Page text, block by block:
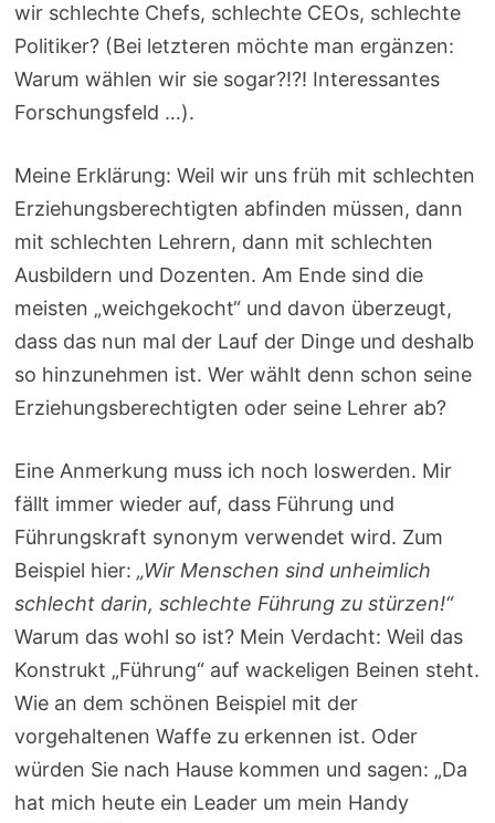
wir schlechte Chefs, schlechte CEOs, schlechte
Politiker? (Bei letzteren möchte man ergänzen:
Warum wählen wir sie sogar?!?! Interessantes
Forschungsfeld …).
Meine Erklärung: Weil wir uns früh mit schlechten
Erziehungsberechtigten abfinden müssen, dann
mit schlechten Lehrern, dann mit schlechten
Ausbildern und Dozenten. Am Ende sind die
meisten „weichgekocht“ und davon überzeugt,
dass das nun mal der Lauf der Dinge und deshalb
so hinzunehmen ist. Wer wählt denn schon seine
Erziehungsberechtigten oder seine Lehrer ab?
Eine Anmerkung muss ich noch loswerden. Mir
fällt immer wieder auf, dass Führung und
Führungskraft synonym verwendet wird. Zum
Beispiel hier:„Wir Menschen sind unheimlich
schlecht darin, schlechte Führung zu stürzen!“
Warum das wohl so ist? Mein Verdacht: Weil das
Konstrukt „Führung“ auf wackeligen Beinen steht.
Wie an dem schönen Beispiel mit der
vorgehaltenen Waffe zu erkennen ist. Oder
würden Sie nach Hause kommen und sagen: „Da
hat mich heute ein Leader um mein Handy